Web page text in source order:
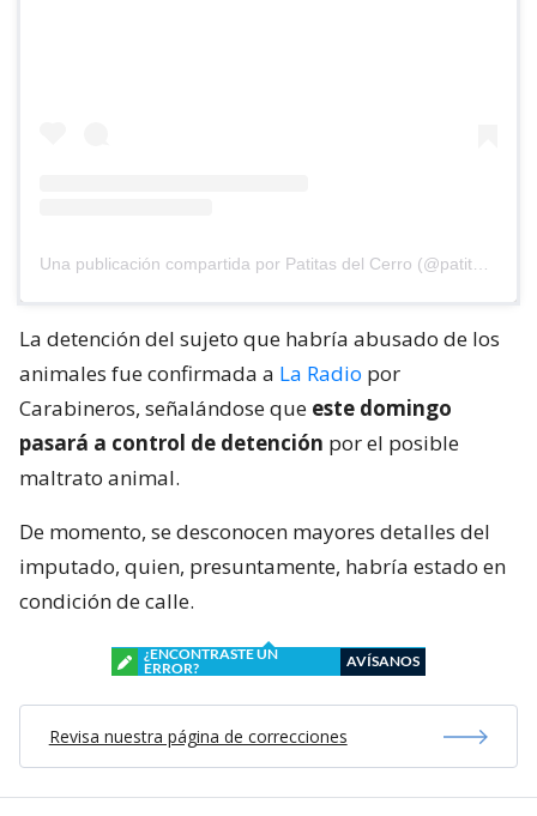
Una publicación compartida por Patitas del Cerro (@patitasdelcerro)
La detención del sujeto que habría abusado de los
animales fue confirmada a La Radio por
Carabineros, señalándose que este domingo
pasará a control de detención por el posible
maltrato animal.
De momento, se desconocen mayores detalles del
imputado, quien, presuntamente, habría estado en
condición de calle.
¿ENCONTRASTE UN
ERROR?
AVÍSANOS
Revisa nuestra página de correcciones